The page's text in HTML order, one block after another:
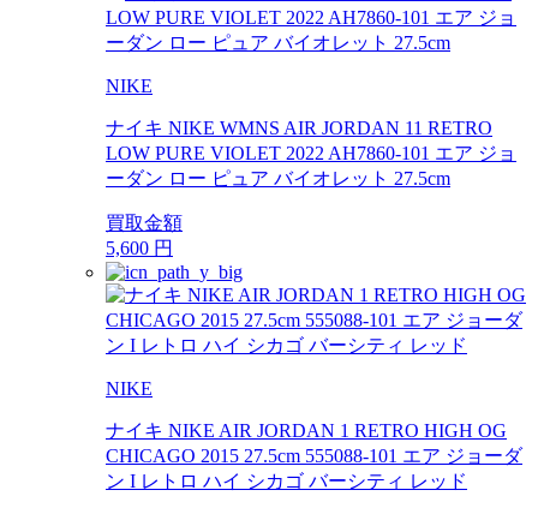
NIKE
ナイキ NIKE WMNS AIR JORDAN 11 RETRO
LOW PURE VIOLET 2022 AH7860-101 エア ジョ
ーダン ロー ピュア バイオレット 27.5cm
買取金額
5,600 円
NIKE
ナイキ NIKE AIR JORDAN 1 RETRO HIGH OG
CHICAGO 2015 27.5cm 555088-101 エア ジョーダ
ン I レトロ ハイ シカゴ バーシティ レッド